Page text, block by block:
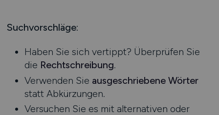
Schienen- / Straßen- / Luft- / Seefracht
Supply Chain Management
Vertrieb / Verkauf / Handel
Zoll / Behörden
Sonstige
Mecklenburg-Vorpommern
Nordrhein-Westfalen
Rheinland-Pfalz
Saarland
Sachsen
Sachsen-Anhalt
Suchvorschläge:
Haben Sie sich vertippt? Überprüfen Sie
die Rechtschreibung.
Verwenden Sie ausgeschriebene Wörter
statt Abkürzungen.
Versuchen Sie es mit alternativen oder